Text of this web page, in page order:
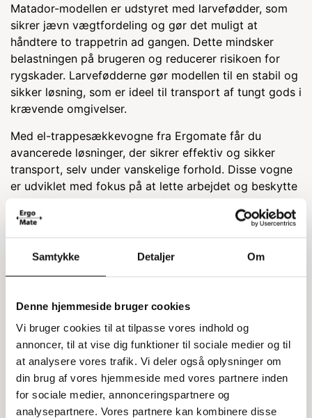
Samtykke Detaljer Om
Denne hjemmeside bruger cookies
Vi bruger cookies til at tilpasse vores indhold og
annoncer, til at vise dig funktioner til sociale medier og til
at analysere vores trafik. Vi deler også oplysninger om
din brug af vores hjemmeside med vores partnere inden
for sociale medier, annonceringspartnere og
analysepartnere. Vores partnere kan kombinere disse
Matador-modellen er udstyret med larvefødder, som
sikrer jævn vægtfordeling og gør det muligt at
håndtere to trappetrin ad gangen. Dette mindsker
belastningen på brugeren og reducerer risikoen for
rygskader. Larvefødderne gør modellen til en stabil og
sikker løsning, som er ideel til transport af tungt gods i
krævende omgivelser.
Med el-trappesækkevogne fra Ergomate får du
avancerede løsninger, der sikrer effektiv og sikker
transport, selv under vanskelige forhold. Disse vogne
er udviklet med fokus på at lette arbejdet og beskytte
brugeren mod unødvendige fysiske belastninger.
Stål sækkevogne – En robust løsning til
tunge opgaver
Voresstål sækkevogneer det ideelle valg, når der skal
til 500 kg kan de klare selv de mest krævende
opgaver, som eksempelvis transport af maskindele
eller andre store genstande. Selvom de vejer mere end
aluminiumsmodellerne, kompenserer de med en høj
grad af stabilitet og holdbarhed.
Flere af modellerne har funktioner som en udfaldsklap,